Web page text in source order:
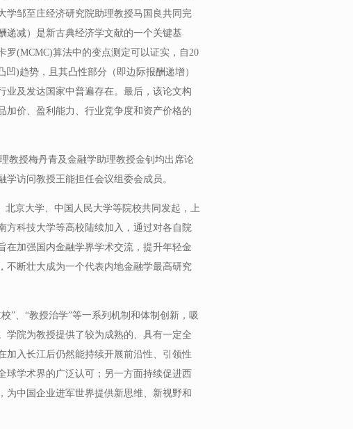
学邹至庄经济研究院助理教授马国良共同完
递减）是新古典经济学文献的一个关键基
(MCMC)算法中的变点测定可以证实，自20
)趋势，且其凸性部分（即边际报酬递增）
业及发达国家中普遍存在。最后，该论文构
加价、盈利能力、行业竞争度和资产价格的
教授梅丹青及金融学助理教授金钊均出席论
访问教授王能担任会议组委会成员。
北京大学、中国人民大学等院校共同发起，上
方科技大学等高校陆续加入，通过对各自院
在加强国内金融学界学术交流，提升年轻金
不断壮大成为一个代表内地金融学最高研究
”、“教授治学”等一系列机制和体制创新，吸
学院为教授提供了较为成熟的、具有一定全
加入长江后仍然能持续开展前沿性、引领性
球学术界的广泛认可；另一方面持续促进西
为中国企业进军世界提供新思维、新视野和